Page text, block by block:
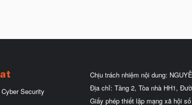
Security
Chịu trách nhiệm nội dung:
Địa chỉ: Tầng 2, Tòa nhà HH1,
Giấy phép thiết lập mạng xã hội